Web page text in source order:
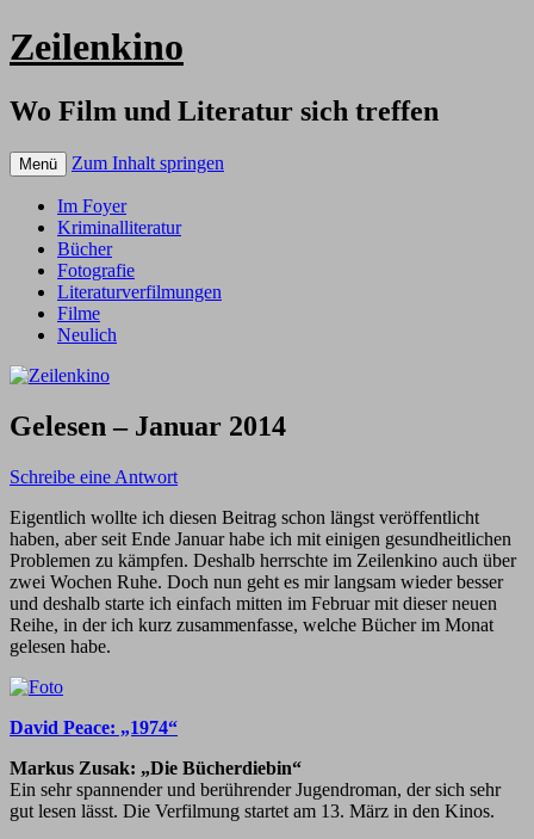
Zeilenkino
Wo Film und Literatur sich treffen
Menü Zum Inhalt springen
Im Foyer
Kriminalliteratur
Bücher
Fotografie
Literaturverfilmungen
Filme
Neulich
Gelesen – Januar 2014
Schreibe eine Antwort
Eigentlich wollte ich diesen Beitrag schon längst veröffentlicht
haben, aber seit Ende Januar habe ich mit einigen gesundheitlichen
Problemen zu kämpfen. Deshalb herrschte im Zeilenkino auch über
zwei Wochen Ruhe. Doch nun geht es mir langsam wieder besser
und deshalb starte ich einfach mitten im Februar mit dieser neuen
Reihe, in der ich kurz zusammenfasse, welche Bücher im Monat
gelesen habe.
David Peace: „1974“
Markus Zusak: „Die Bücherdiebin“
Ein sehr spannender und berührender Jugendroman, der sich sehr
gut lesen lässt. Die Verfilmung startet am 13. März in den Kinos.